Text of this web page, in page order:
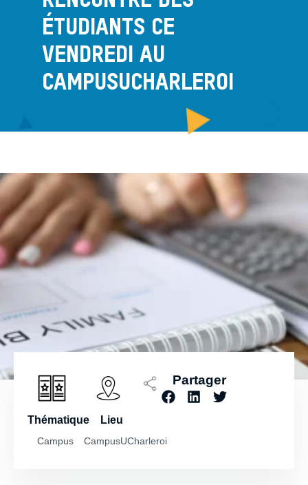
ÉTUDIANTS CE
VENDREDI AU
CAMPUSUCHARLEROI
Thématique
Campus
Lieu
CampusUCharleroi
Partager